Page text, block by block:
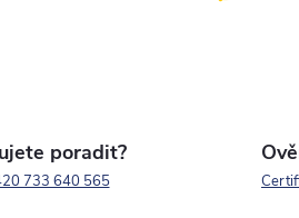
poradit?
733 640 565